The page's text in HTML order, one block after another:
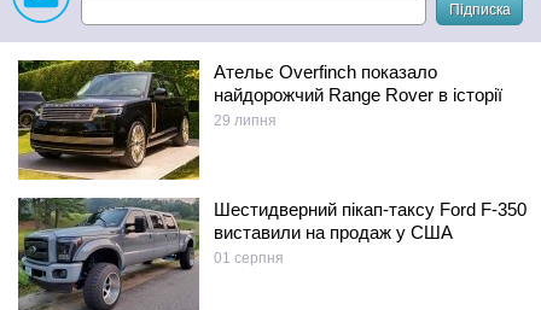
Підписка
Ательє Overfinch показало
найдорожчий Range Rover в історії
29 липня
Шестидверний пікап-таксу Ford F-350
виставили на продаж у США
01 серпня